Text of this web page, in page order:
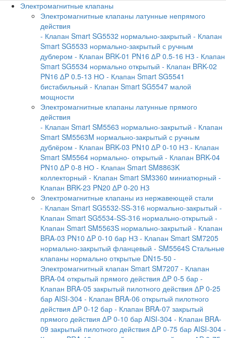
Электромагнитные клапаны
Электромагнитные клапаны латунные непрямого
действия
- Клапан Smart SG5532 нормально-закрытый - Клапан
Smart SG5533 нормально-закрытый с ручным
дублером - Клапан BRK-01 PN16 ∆P 0.5-16 НЗ - Клапан
Smart SG5534 нормально открытый - Клапан BRK-02
PN16 ∆P 0.5-13 НО - Клапан Smart SG5541
бистабильный - Клапан Smart SG5547 малой
мощности
Электромагнитные клапаны латунные прямого
действия
- Клапан Smart SM5563 нормально-закрытый - Клапан
Smart SM5563M нормально-закрытый с ручным
дублёром - Клапан BRK-03 PN10 ∆P 0-10 НЗ - Клапан
Smart SM5564 нормально- открытый - Клапан BRK-04
PN10 ∆P 0-8 НО - Клапан Smart SM8863K
коллекторный - Клапан Smart SM3360 миниатюрный -
Клапан BRK-23 PN20 ∆P 0-20 НЗ
Электромагнитные клапаны из нержавеющей стали
- Клапан Smart SG5532-SS-316 нормально-закрытый -
Клапан Smart SG5534-SS-316 нормально-открытый -
Клапан Smart SM5563S нормально-закрытый - Клапан
BRA-03 PN10 ∆P 0-10 бар НЗ - Клапан Smart SM7205
нормально-закрытый фланцевый - SM5564S Стальные
клапаны нормально открытые DN15-50 -
Электромагнитный клапан Smart SM7207 - Клапан
BRA-04 открытый прямого действия ∆P 0-5 бар -
Клапан BRA-05 закрытый пилотного действия ∆P 0-25
бар AISI-304 - Клапан BRA-06 открытый пилотного
действия ∆P 0-12 бар - Клапан BRA-07 закрытый
прямого действия ∆P 0-10 бар AISI-304 - Клапан BRA-
09 закрытый пилотного действия ∆P 0-75 бар AISI-304 -